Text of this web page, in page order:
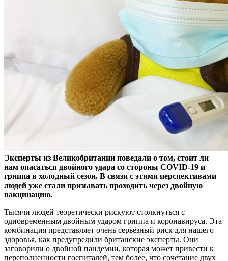
Эксперты из Великобритании поведали о том, стоит ли
нам опасаться двойного удара со стороны COVID-19 и
гриппа в холодный сезон. В связи с этими перспективами
людей уже стали призывать проходить через двойную
вакцинацию.
Тысячи людей теоретически рискуют столкнуться с
одновременным двойным ударом гриппа и коронавируса. Эта
комбинация представляет очень серьёзный риск для нашего
здоровья, как предупредили британские эксперты. Они
заговорили о двойной пандемии, которая может привести к
переполненности госпиталей, тем более, что сочетание двух